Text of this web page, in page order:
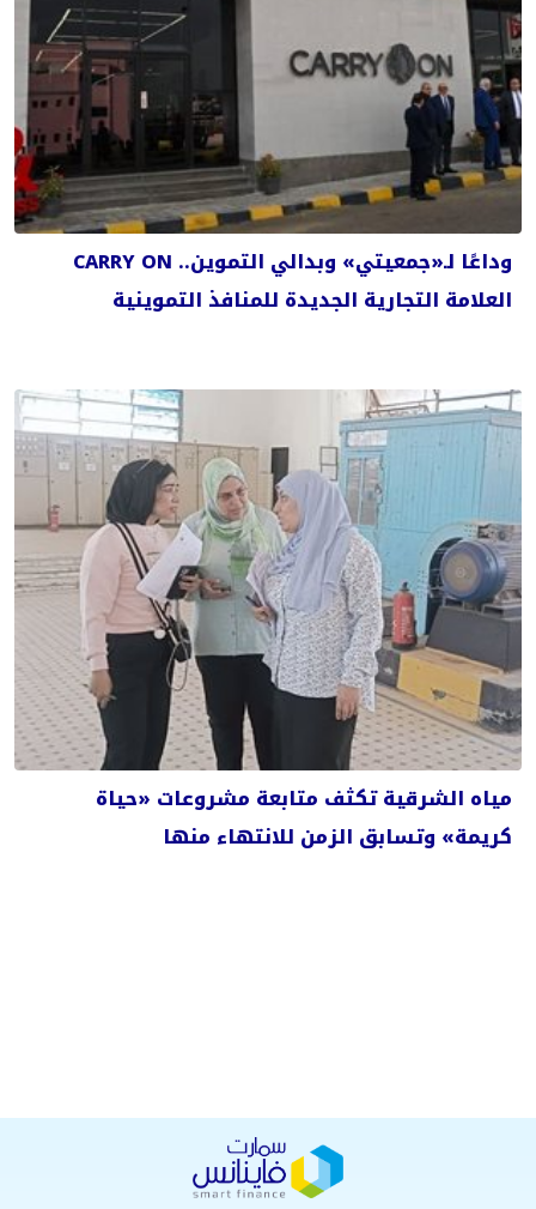
وداعًا لـ«جمعيتي» وبدالي التموين.. CARRY ON
العلامة التجارية الجديدة للمنافذ التموينية
مياه الشرقية تكثف متابعة مشروعات «حياة
كريمة» وتسابق الزمن للانتهاء منها